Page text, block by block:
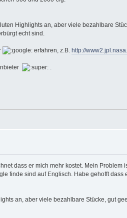
Highlights an, aber viele bezahlbare
echt sind.
erfahren, z.B. http://
.
dass er mich mehr kostet. Mein Problem
finde sind auf Englisch. Habe gehofft
an, aber viele bezahlbare Stücke, gut